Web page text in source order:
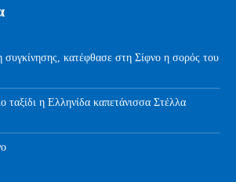
συγκίνησης, κατέφθασε στη Σίφνο η σορός του
ταξίδι η Ελληνίδα καπετάνισσα Στέλλα